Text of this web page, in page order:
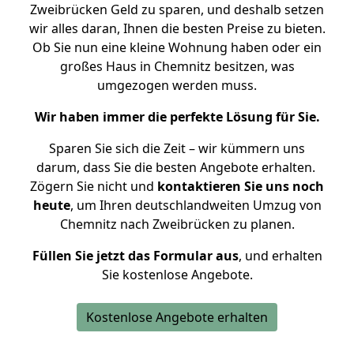
Zweibrücken Geld zu sparen, und deshalb setzen
wir alles daran, Ihnen die besten Preise zu bieten.
Ob Sie nun eine kleine Wohnung haben oder ein
großes Haus in Chemnitz besitzen, was
umgezogen werden muss.
Wir haben immer die perfekte Lösung für Sie.
Sparen Sie sich die Zeit – wir kümmern uns
darum, dass Sie die besten Angebote erhalten.
Zögern Sie nicht und kontaktieren Sie uns noch
heute, um Ihren deutschlandweiten Umzug von
Chemnitz nach Zweibrücken zu planen.
Füllen Sie jetzt das Formular aus, und erhalten
Sie kostenlose Angebote.
Kostenlose Angebote erhalten